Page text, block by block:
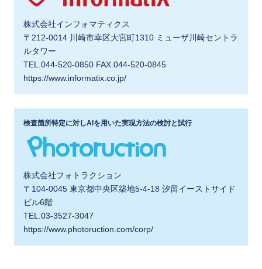
株式会社インフォマティクス
〒212-0014 川崎市幸区大宮町1310 ミューザ川崎セントラ
ルタワー
TEL.044-520-0850 FAX.044-520-0845
https://www.informatix.co.jp/
検査箇所特定に対しAIを用いた実現方法の検討と試行
株式会社フォトラクション
〒104-0045 東京都中央区築地5-4-18 汐留イーストサイド
ビル6階
TEL.03-3527-3047
https://www.photoruction.com/corp/